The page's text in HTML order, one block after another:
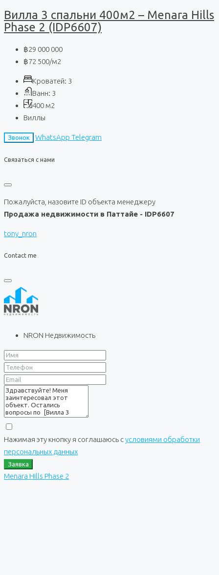
Вилла 3 спальни 400м2 – Menara Hills
Phase 2 (IDP6607)
฿29 000 000
฿72 500/м2
Кроватей: 3
Ванн: 3
400 м2
Виллы
Звонок WhatsApp Telegram
Связаться с нами
Пожалуйста, назовите ID объекта менеджеру
Продажа недвижимости в Паттайе - IDP6607
tony_nron
Contact me
NRON Недвижимость
Нажимая эту кнопку я соглашаюсь сусловиями обработки
персональных данных
Заявка
Menara Hills Phase 2